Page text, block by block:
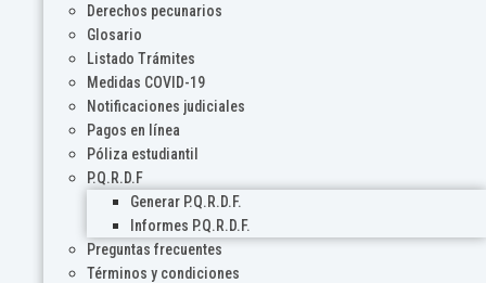
Derechos pecunarios
Glosario
Listado Trámites
Medidas COVID-19
Notificaciones judiciales
Pagos en línea
Póliza estudiantil
P.Q.R.D.F
Generar P.Q.R.D.F.
Informes P.Q.R.D.F.
Preguntas frecuentes
Términos y condiciones